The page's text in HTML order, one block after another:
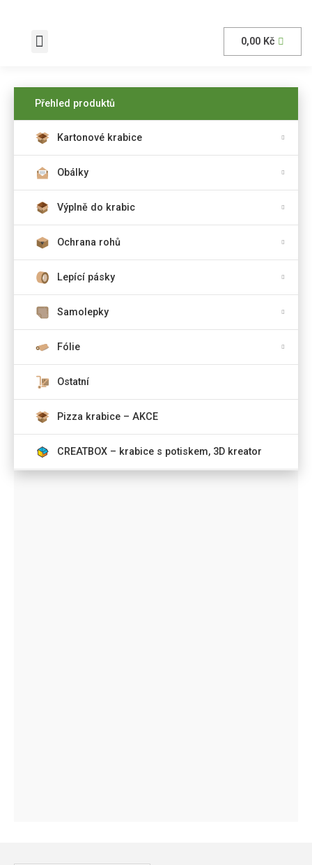
0,00 Kč
Přehled produktů
Kartonové krabice
Obálky
Výplně do krabic
Ochrana rohů
Lepící pásky
Samolepky
Fólie
Ostatní
Pizza krabice – AKCE
CREATBOX – krabice s potiskem, 3D kreator